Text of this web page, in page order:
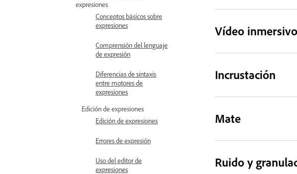
expresiones
Conceptos básicos sobre
expresiones
Comprensión del lenguaje
de expresión
Diferencias de sintaxis
entre motores de
expresiones
Edición de expresiones
Edición de expresiones
Errores de expresión
Uso del editor de
expresiones
Vídeo inmersivo
Incrustación
Mate
Ruido y